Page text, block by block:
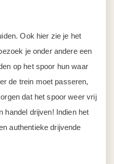
Ook hier zie je het
je onder andere een
op het spoor hun waar
de trein moet passeren,
dat het spoor weer vrij
handel drijven! Indien het
authentieke drijvende